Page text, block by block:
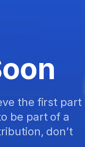
the first part
be part of a
don’t